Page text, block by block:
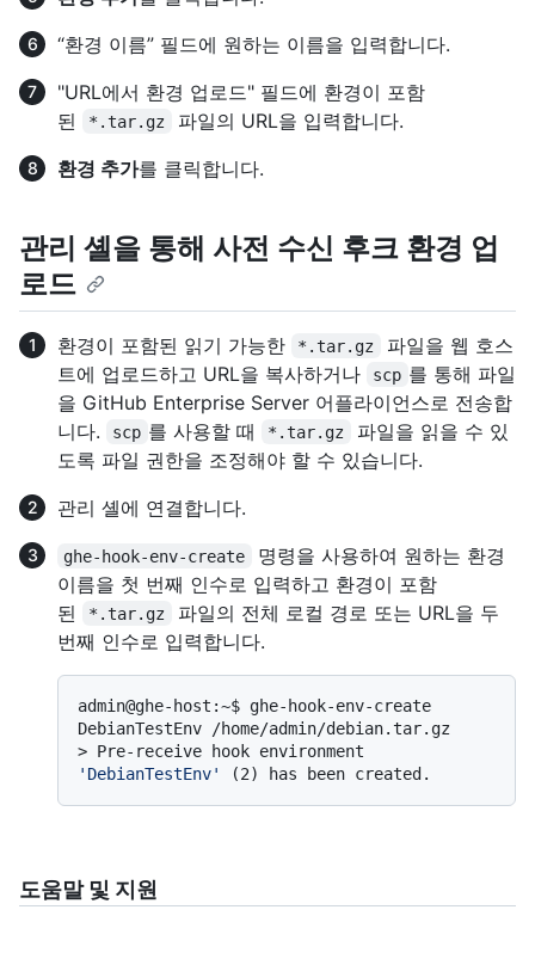
“환경 이름” 필드에 원하는 이름을 입력합니다.
"URL에서 환경 업로드" 필드에 환경이 포함
된
*.tar.gz
파일의 URL을 입력합니다.
환경 추가를 클릭합니다.
관리 셸을 통해 사전 수신 후크 환경 업
로드
환경이 포함된 읽기 가능한 *.tar.gz
파일을 웹 호스
트에 업로드하고 URL을 복사하거나
scp 를 통해 파일
을 GitHub Enterprise Server 어플라이언스로 전송합
니다.
scp 를 사용할 때 *.tar.gz
파일을 읽을 수 있
도록 파일 권한을 조정해야 할 수 있습니다.
관리 셸에 연결합니다.
ghe-hook-env-create
명령을 사용하여 원하는 환경
이름을 첫 번째 인수로 입력하고 환경이 포함
된
*.tar.gz
파일의 전체 로컬 경로 또는 URL을 두
번째 인수로 입력합니다.
admin@ghe-host:~$ ghe-hook-env-create
>
'DebianTestEnv'
(2) has been created.
도움말 및 지원